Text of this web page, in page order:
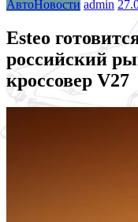
АвтоНовости admin
Esteo
российский
кроссовер V27